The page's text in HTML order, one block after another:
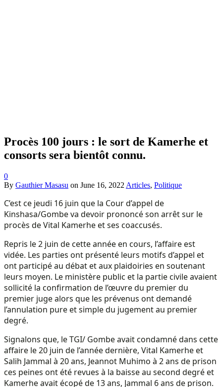
Procès 100 jours : le sort de Kamerhe et
consorts sera bientôt connu.
0
By Gauthier Masasu on June 16, 2022 Articles, Politique
C’est ce jeudi 16 juin que la Cour d’appel de
Kinshasa/Gombe va devoir prononcé son arrêt sur le
procès de Vital Kamerhe et ses coaccusés.
Repris le 2 juin de cette année en cours, l’affaire est
vidée. Les parties ont présenté leurs motifs d’appel et
ont participé au débat et aux plaidoiries en soutenant
leurs moyen. Le ministère public et la partie civile avaient
sollicité la confirmation de l’œuvre du premier du
premier juge alors que les prévenus ont demandé
l’annulation pure et simple du jugement au premier
degré.
Signalons que, le TGI/ Gombe avait condamné dans cette
affaire le 20 juin de l’année dernière, Vital Kamerhe et
Salih Jammal à 20 ans, Jeannot Muhimo à 2 ans de prison
ces peines ont été revues à la baisse au second degré et
Kamerhe avait écopé de 13 ans, Jammal 6 ans de prison.